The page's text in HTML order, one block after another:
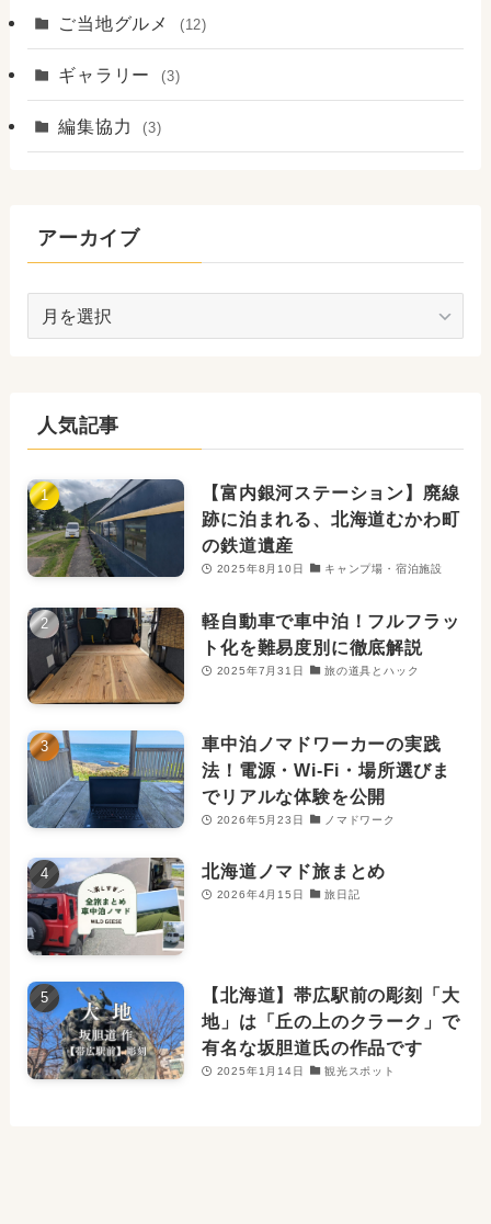
ご当地グルメ (12)
ギャラリー (3)
編集協力 (3)
アーカイブ
人気記事
【富内銀河ステーション】廃線
跡に泊まれる、北海道むかわ町
の鉄道遺産
2025年8月10日 キャンプ場・宿泊施設
軽自動車で車中泊！フルフラッ
ト化を難易度別に徹底解説
2025年7月31日 旅の道具とハック
車中泊ノマドワーカーの実践
法！電源・Wi-Fi・場所選びま
でリアルな体験を公開
2026年5月23日 ノマドワーク
北海道ノマド旅まとめ
2026年4月15日 旅日記
【北海道】帯広駅前の彫刻「大
地」は「丘の上のクラーク」で
有名な坂胆道氏の作品です
2025年1月14日 観光スポット